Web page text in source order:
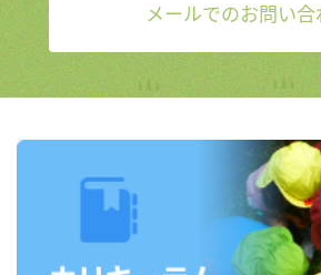
メールでのお問い合